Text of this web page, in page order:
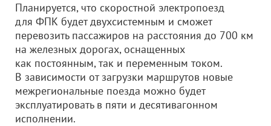
Планируется, что скоростной электропоезд
для ФПК будет двухсистемным и сможет
перевозить пассажиров на расстояния до 700 км
на железных дорогах, оснащенных
как постоянным, так и переменным током.
В зависимости от загрузки маршрутов новые
межрегиональные поезда можно будет
эксплуатировать в пяти и десятивагонном
исполнении.